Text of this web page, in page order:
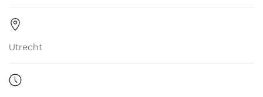
Utrecht